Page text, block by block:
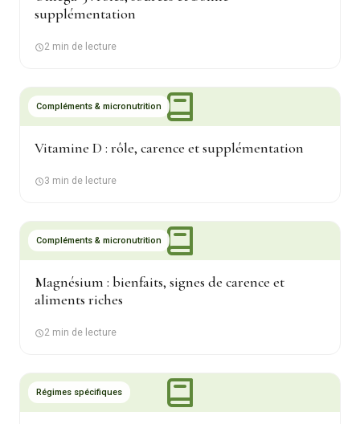
supplémentation
2 min de lecture
Compléments & micronutrition
Vitamine D : rôle, carence et supplémentation
3 min de lecture
Compléments & micronutrition
Magnésium : bienfaits, signes de carence et
aliments riches
2 min de lecture
Régimes spécifiques